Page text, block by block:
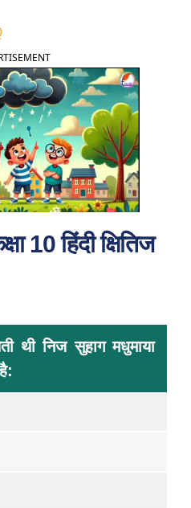
10 हिंदी क्षितिज
थी निज सुहाग मधुमाया